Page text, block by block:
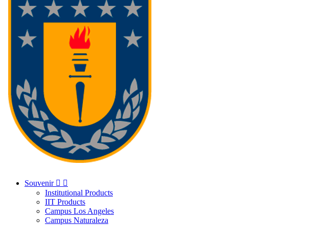
Souvenir  
Institutional Products
IIT Products
Campus Los Angeles
Campus Naturaleza